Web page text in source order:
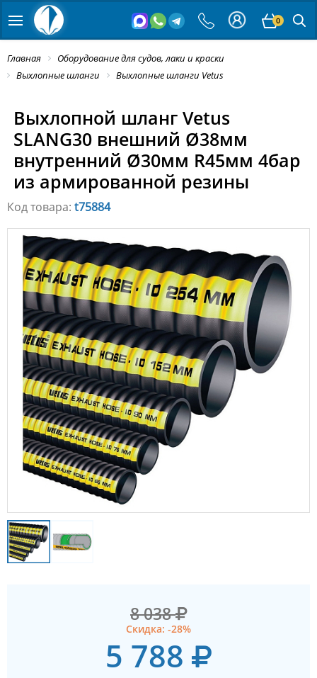
0
Главная
Оборудование для судов, лаки и краски
Выхлопные шланги
Выхлопные шланги Vetus
Выхлопной шланг Vetus
SLANG30 внешний Ø38мм
внутренний Ø30мм R45мм 4бар
из армированной резины
Код товара: t75884
8 038
Скидка: -28%
5 788